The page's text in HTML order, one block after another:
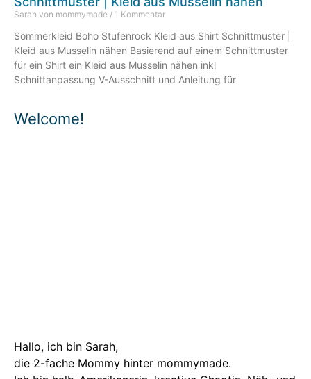
Welcome!
Hallo, ich bin Sarah,
die 2-fache Mommy hinter mommymade.
Sarah von mommymade 1 Kommentar
Sommerkleid Boho Stufenrock Kleid aus Shirt Schnittmuster |
Kleid aus Musselin nähen Basierend auf einem Schnittmuster
für ein Shirt ein Kleid aus Musselin nähen inkl
Schnittanpassung V-Ausschnitt und Anleitung für